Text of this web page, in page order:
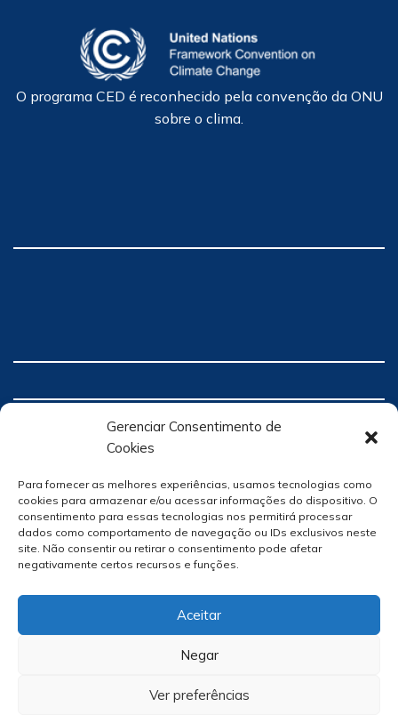
Gerenciar Consentimento de
Cookies
Para fornecer as melhores experiências, usamos tecnologias como
cookies para armazenar e/ou acessar informações do dispositivo. O
consentimento para essas tecnologias nos permitirá processar
dados como comportamento de navegação ou IDs exclusivos neste
site. Não consentir ou retirar o consentimento pode afetar
negativamente certos recursos e funções.
Aceitar
Negar
Ver preferências
O programa CED é reconhecido pela convenção da ONU
sobre o clima.